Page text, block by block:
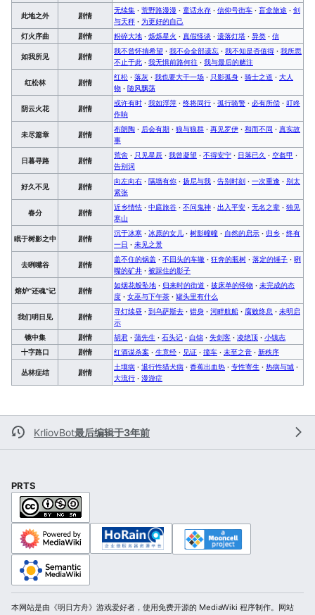
此地之外 剧情
无续集 · 荒野路漫漫 · 童话永存 · 信仰号街车 · 盲盒旅途 · 剑
与天秤 · 为更好的自己
灯火序曲
剧情 粉碎大地 · 烁烁星火 · 真假怪谈 · 遗落灯塔 · 异类 · 信
如我所见 剧情
我不曾怀揣希望 · 我不会全部遗忘 · 我不知是否值得 · 我所思
不止于此 · 我无惧前路何往 · 我与最后的赌注
红松林 剧情
红松 · 落灰 · 我也要大干一场 · 只影孤身 · 骑士之道 · 大人
物 · 随风飘荡
阴云火花 剧情
或许有时 · 我如浮萍 · 终将同行 · 孤行骑警 · 必有所偿 · 叮咚
作响
未尽篇章 剧情
布朗陶 · 后会有期 · 狼与狼群 · 再见罗伊 · 和而不同 · 真实故
事
日暮寻路 剧情
荒舍 · 只见星辰 · 我曾凝望 · 不得安宁 · 日落已久 · 空盔甲 ·
告别词
好久不见 剧情
向左向右 · 隔墙有你 · 扬尼与我 · 告别时刻 · 一次重逢 · 别太
紧张
春分 剧情
近乡情怯 · 中庭旅谷 · 不问鬼神 · 出入平安 · 无名之辈 · 独见
寒山
眠于树影之中 剧情
沉于冰寒 · 冰原的女儿 · 树影幢幢 · 自然的启示 · 归乡 · 终有
一日 · 未见之景
去咧嘴谷 剧情
盖不住的锅盖 · 不回头的车辙 · 狂奔的瓶树 · 落定的锤子 · 咧
嘴的矿井 · 被踩住的影子
熔炉“还魂”记 剧情
如烟花般坠地 · 归来时的街道 · 披床单的怪物 · 未完成的态
度 · 女巫与下午茶 · 罐头里有什么
我们明日见 剧情
寻灯续昼 · 到乌萨斯去 · 错身 · 河畔航船 · 腐败终息 · 未明启
示
镜中集
剧情 胡君 · 蒲先生 · 石头记 · 白锦 · 失剑客 · 凌绝顶 · 小镇志
十字路口
剧情 红酒谋杀案 · 生意经 · 见证 · 撞车 · 未至之音 · 新秩序
丛林症结 剧情
土壤病 · 退行性猎犬病 · 香蕉出血热 · 专性寄生 · 热病与城 ·
大流行 · 漫游症
KrliovBot最后编辑于3年前
PRTS
本网站是由《明日方舟》游戏爱好者，使用免费开源的 MediaWiki 程序制作。网站